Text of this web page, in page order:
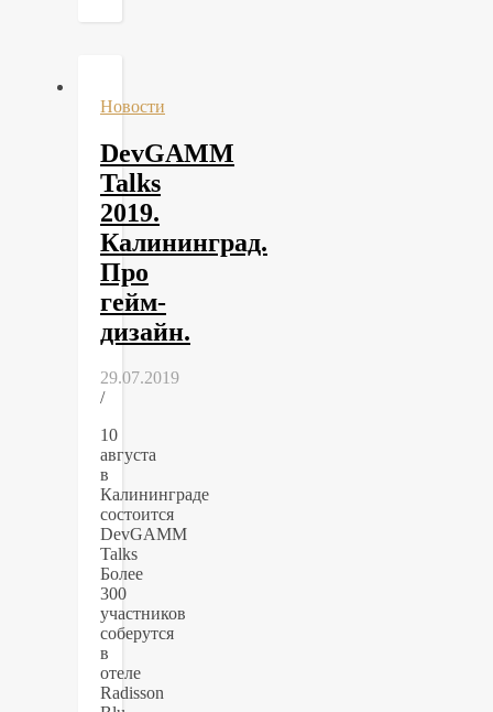
Новости
DevGAMM
Talks
2019.
Калининград.
Про
гейм-
дизайн.
29.07.2019
/
10
августа
в
Калининграде
состоится
DevGAMM
Talks
Более
300
участников
соберутся
в
отеле
Radisson